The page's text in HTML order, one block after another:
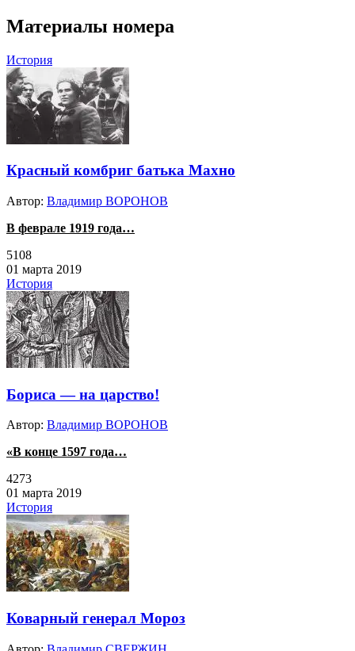
Материалы номера
История
Красный комбриг батька Махно
Автор: Владимир ВОРОНОВ
В феврале 1919 года…
5108
01 марта 2019
История
Бориса — на царство!
Автор: Владимир ВОРОНОВ
«В конце 1597 года…
4273
01 марта 2019
История
Коварный генерал Мороз